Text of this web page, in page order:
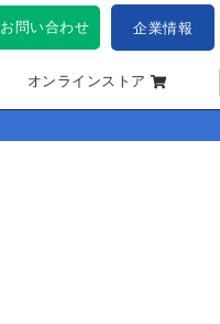
オンラインストア
お問い合わせ 企業情報